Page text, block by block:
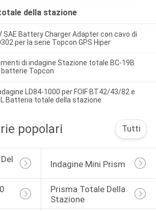
della stazione
SAE Battery Charger Adapter con cavo di
per la serie Topcon GPS Hiper
di indagine Stazione totale BC-19B
Topcon
LD84-1000 per FOIF BT42/43/82 e
Batteria totale della stazione
popolari Tutti
Indagine Mini Prism
Prisma Totale Della
Stazione